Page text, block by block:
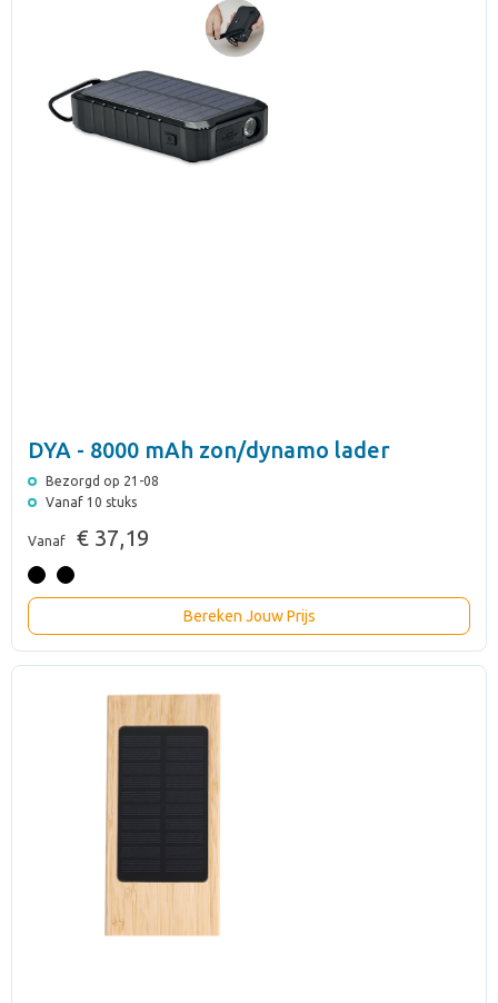
DYA - 8000 mAh zon/dynamo lader
Bezorgd op 21-08
Vanaf 10 stuks
Vanaf € 37,19
Bereken Jouw Prijs